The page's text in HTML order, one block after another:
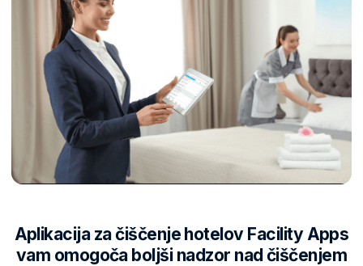
Aplikacija za čiščenje hotelov Facility Apps
vam omogoča boljši nadzor nad čiščenjem